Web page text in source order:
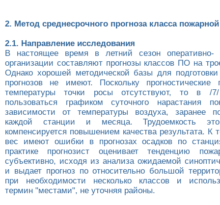
2. Метод среднесрочного прогноза класса
2.1. Направление исследования
В настоящее время в летний сезон оперативно-
организации составляют прогнозы классов ПО на
Однако хорошей методической базы для
прогнозов не имеют. Поскольку прогностические
температуры точки росы отсутствуют, то в /7/
пользоваться графиком суточного нарастания
зависимости от температуры воздуха, заранее
каждой станции и месяца. Трудоемкость
компенсируется повышением качества результата.
вес имеют ошибки в прогнозах осадков по
практике прогнозист оценивает тенденцию
субъективно, исходя из анализа ожидаемой
и выдает прогноз по относительно большой
при необходимости несколько классов и
термин "местами", не уточняя районы.